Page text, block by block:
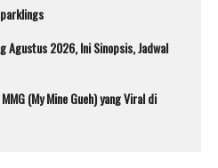
Agustus 2026, Ini Sinopsis, Jadwal
(My Mine Gueh) yang Viral di